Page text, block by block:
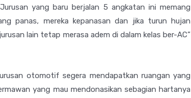
yang baru berjalan 5 angkatan ini memang
panas, mereka kepanasan dan jika turun hujan
lain tetap merasa adem di dalam kelas ber-AC”
otomotif segera mendapatkan ruangan yang
yang mau mendonasikan sebagian hartanya